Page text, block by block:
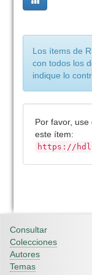
Los ítems de
con todos los
indique lo
Por favor,
este ítem:
https://
Consultar
Colecciones
Autores
Temas